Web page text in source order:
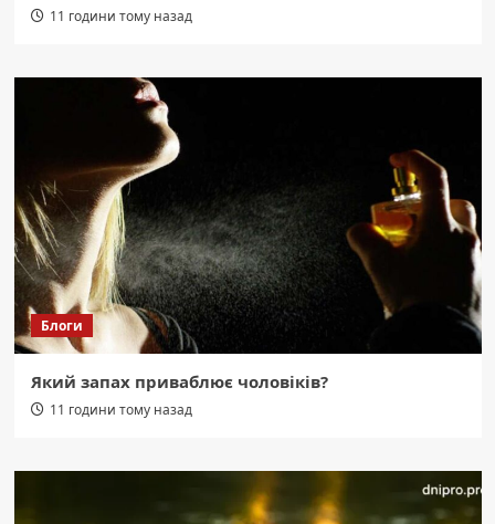
11 години тому назад
Блоги
Який запах приваблює чоловіків?
11 години тому назад